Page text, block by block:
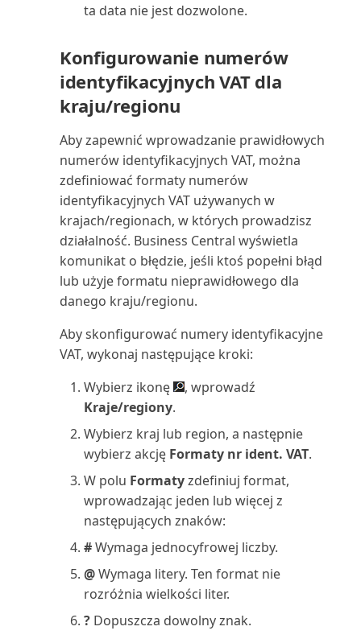
(raport)
Transakcje międzyfirmowe
(raport)
Ubezpieczenie: analiza (raport)
Ubezpieczenie: całkowita
wartość ubezpieczona ...
Ubezpieczenie: lista (raport)
Ubezpieczenie: nieubezpieczone
ŚT (raport)
Ubezpieczenie: szczegóły
pokrycia (raport)
Udziały kosztów
jednopoziomowe (raport)
Umowa serwisowa (raport)
Umowa serwisowa: Sprzedawca
(raport)
Umowa serwisowa: nabywca
(raport)
Umowa serwisowa: szczegóły
ta data nie jest dozwolone.
Konfigurowanie numerów
identyfikacyjnych VAT dla
kraju/regionu
Aby zapewnić wprowadzanie prawidłowych
numerów identyfikacyjnych VAT, można
zdefiniować formaty numerów
identyfikacyjnych VAT używanych w
krajach/regionach, w których prowadzisz
działalność. Business Central wyświetla
komunikat o błędzie, jeśli ktoś popełni błąd
lub użyje formatu nieprawidłowego dla
danego kraju/regionu.
Aby skonfigurować numery identyfikacyjne
VAT, wykonaj następujące kroki:
Wybierz ikonę
, wprowadź
Kraje/regiony.
Wybierz kraj lub region, a następnie
wybierz akcję Formaty nr ident. VAT.
W polu Formatyzdefiniuj format,
wprowadzając jeden lub więcej z
następujących znaków:
#Wymaga jednocyfrowej liczby.
@Wymaga litery. Ten format nie
rozróżnia wielkości liter.
?Dopuszcza dowolny znak.